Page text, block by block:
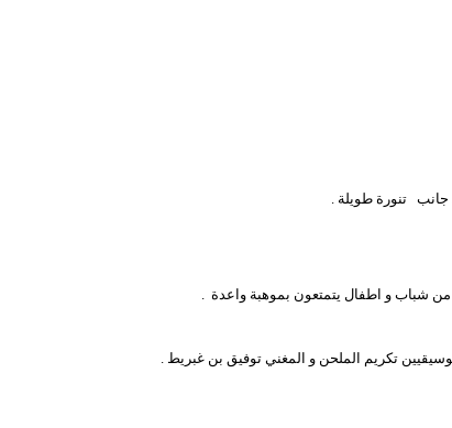
جانب تنورة طويلة .
من شباب و اطفال يتمتعون بموهبة واعدة .
تكريم الملحن و المغني توفيق بن غبريط .